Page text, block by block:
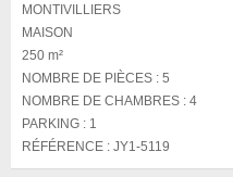
MONTIVILLIERS
MAISON
250 m²
NOMBRE DE PIÈCES : 5
NOMBRE DE CHAMBRES : 4
PARKING : 1
RÉFÉRENCE : JY1-5119